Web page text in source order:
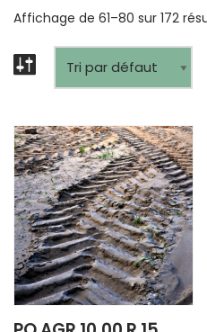
Affichage de 61–80 sur 172